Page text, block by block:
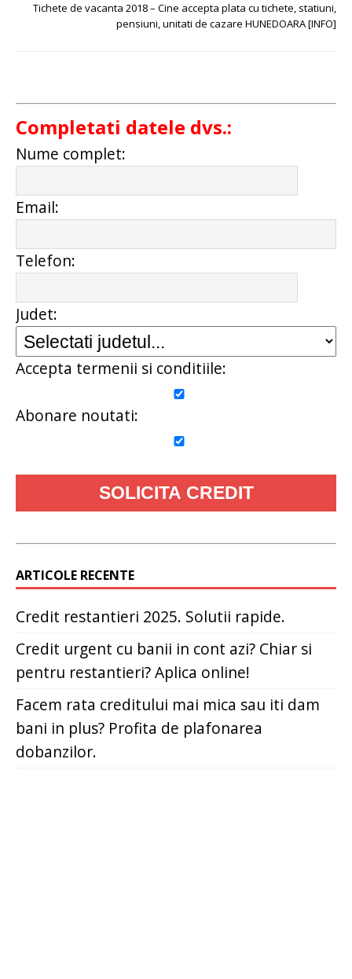
Tichete de vacanta 2018 – Cine accepta plata cu tichete, statiuni,
pensiuni, unitati de cazare HUNEDOARA [INFO]
Completati datele dvs.:
Nume complet:
Email:
Telefon:
Judet:
Accepta termenii si conditiile:
Abonare noutati:
ARTICOLE RECENTE
Credit restantieri 2025. Solutii rapide.
Credit urgent cu banii in cont azi? Chiar si
pentru restantieri? Aplica online!
Facem rata creditului mai mica sau iti dam
bani in plus? Profita de plafonarea
dobanzilor.